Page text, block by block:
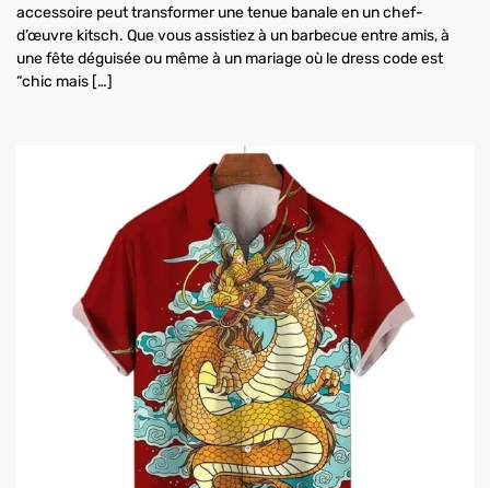
accessoire peut transformer une tenue banale en un chef-
d’œuvre kitsch. Que vous assistiez à un barbecue entre amis, à
une fête déguisée ou même à un mariage où le dress code est
“chic mais […]